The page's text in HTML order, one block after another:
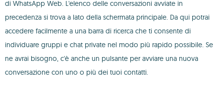
di WhatsApp Web. L'elenco delle conversazioni avviate in
precedenza si trova a lato della schermata principale. Da qui potrai
accedere facilmente a una barra di ricerca che ti consente di
individuare gruppi e chat private nel modo più rapido possibile. Se
ne avrai bisogno, c'è anche un pulsante per avviare una nuova
conversazione con uno o più dei tuoi contatti.